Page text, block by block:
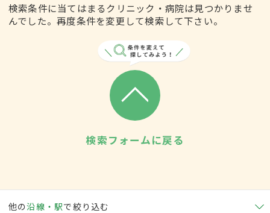
検索条件に当てはまるクリニック・病院は見つかりませ
んでした。再度条件を変更して検索して下さい。
検索フォームに戻る
他の沿線・駅で絞り込む